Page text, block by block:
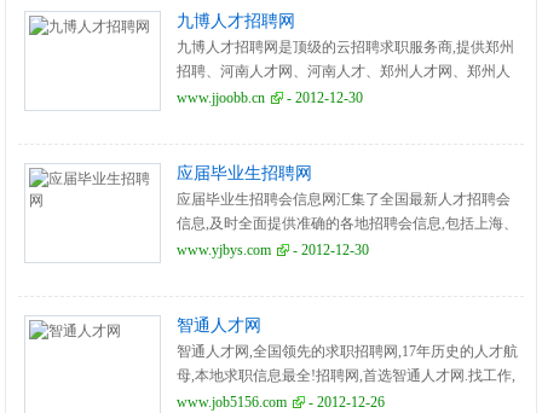
九博人才招聘网
九博人才招聘网是顶级的云招聘求职服务商,提供郑州
招聘、河南人才网、河南人才、郑州人才网、郑州人
才、河南招聘网、河南求职、郑州求职、河南人才市
www.jjoobb.cn - 2012-12-30
应届毕业生招聘网
应届毕业生招聘会信息网汇集了全国最新人才招聘会
信息,及时全面提供准确的各地招聘会信息,包括上海、
北京、石家庄、成都、济南、南京、广州、武汉等全
www.yjbys.com - 2012-12-30
智通人才网
智通人才网,全国领先的求职招聘网,17年历史的人才航
母,本地求职信息最全!招聘网,首选智通人才网.找工作,
不用愁!
www.job5156.com - 2012-12-26